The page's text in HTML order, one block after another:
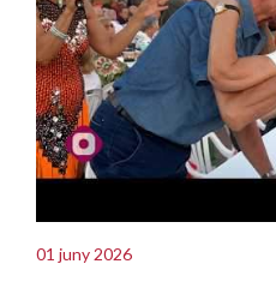
01 juny 2026